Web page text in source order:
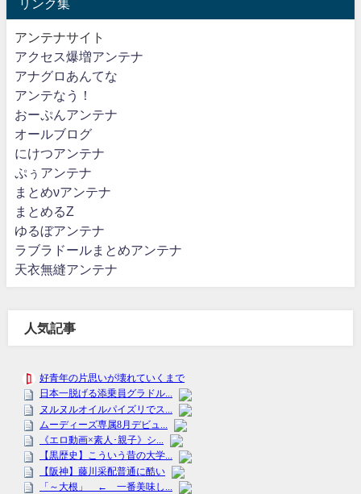
リンク集
アンテナサイト
アクセス爆増アンテナ
アナグロあんてな
アンテなう！
おーぷんアンテナ
オールブログ
にけつアンテナ
ぷぅアンテナ
まとめνアンテナ
まとめるZ
ゆるぼアンテナ
ラブラドールまとめアンテナ
天衣無縫アンテナ
人気記事